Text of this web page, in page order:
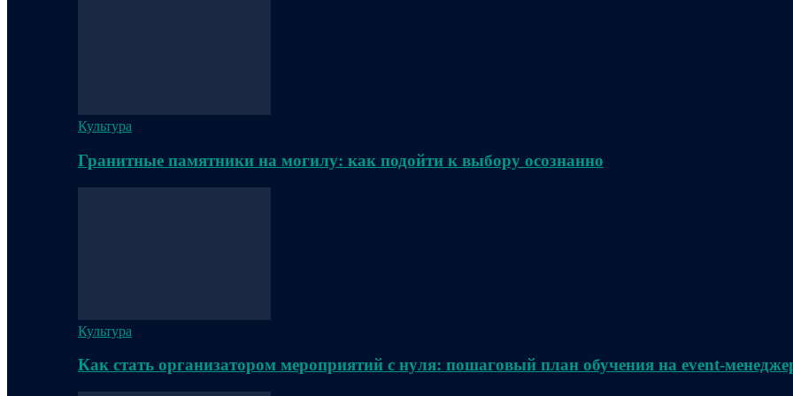
Культура
Гранитные памятники на могилу: как подойти к выбору осознанно
Культура
Как стать организатором мероприятий с нуля: пошаговый план обучения на event-